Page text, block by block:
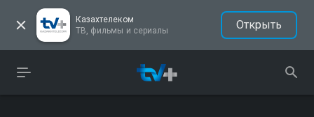
Казахтелеком
ТВ, фильмы и сериалы
Открыть